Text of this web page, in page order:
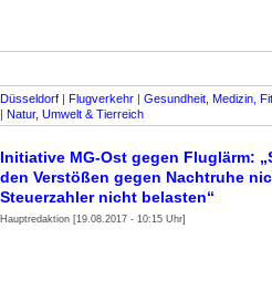
Düsseldorf | Flugverkehr | Gesundheit, Medizin,
| Natur, Umwelt & Tierreich
Initiative MG-Ost gegen Fluglärm:
den Verstößen gegen Nachtruhe
Steuerzahler nicht belasten“
Hauptredaktion [19.08.2017 - 10:15 Uhr]